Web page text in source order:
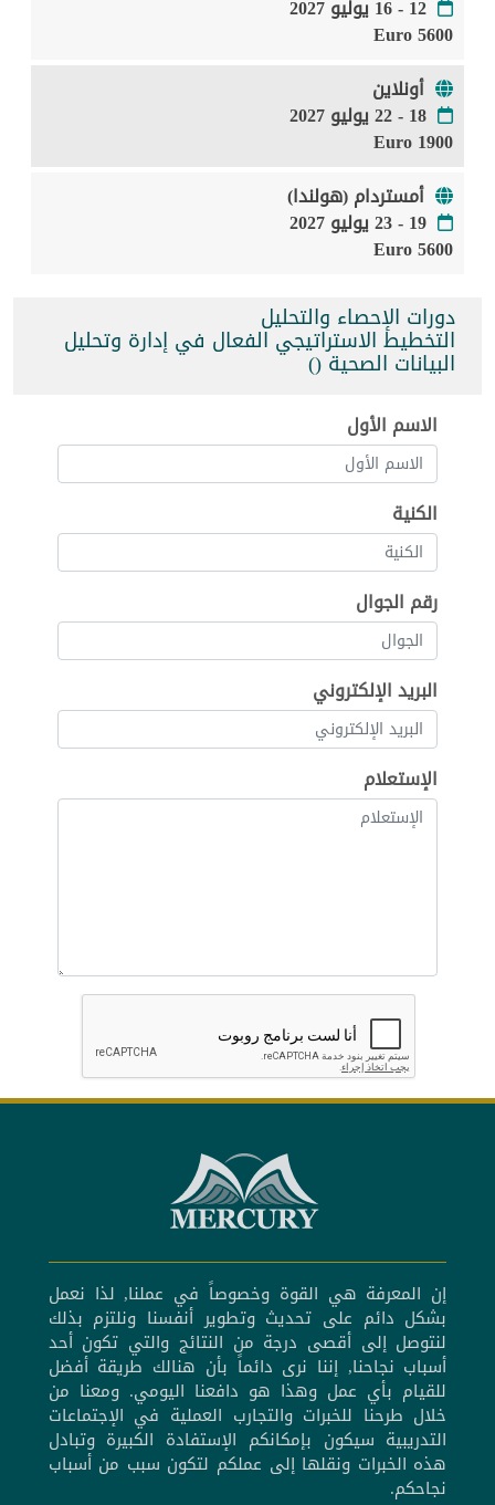
12 - 16 يوليو 2027
5600 Euro
أونلاين
18 - 22 يوليو 2027
1900 Euro
أمستردام (هولندا)
19 - 23 يوليو 2027
5600 Euro
دورات الإحصاء والتحليل
التخطيط الاستراتيجي الفعال في إدارة وتحليل
البيانات الصحية ()
الاسم الأول
الكنية
رقم الجوال
البريد الإلكتروني
الإستعلام
إن المعرفة هي القوة وخصوصاً في عملنا, لذا نعمل
بشكل دائم على تحديث وتطوير أنفسنا ونلتزم بذلك
لنتوصل إلى أقصى درجة من النتائج والتي تكون أحد
أسباب نجاحنا, إننا نرى دائماً بأن هنالك طريقة أفضل
للقيام بأي عمل وهذا هو دافعنا اليومي. ومعنا من
خلال طرحنا للخبرات والتجارب العملية في الإجتماعات
التدريبية سيكون بإمكانكم الإستفادة الكبيرة وتبادل
هذه الخبرات ونقلها إلى عملكم لتكون سبب من أسباب
نجاحكم.